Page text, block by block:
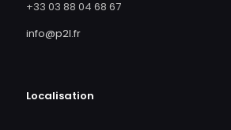
+33 03 88 04 68 67
info@p2l.fr
Localisation